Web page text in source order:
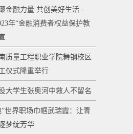
金融力量 共创美好生活 -
年“金融消费者权益保护教
质量工程职业学院舞钢校区
仪式隆重举行
大学生张奥河中救人不留名
”世界职场巾帼武瑞霞：让青
梦绽芳华